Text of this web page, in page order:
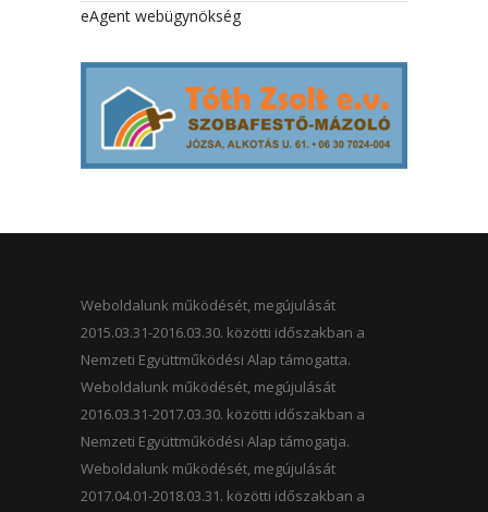
eAgent webügynökség
Weboldalunk működését, megújulását
2015.03.31-2016.03.30. közötti időszakban a
Nemzeti Együttműködési Alap támogatta.
Weboldalunk működését, megújulását
2016.03.31-2017.03.30. közötti időszakban a
Nemzeti Együttműködési Alap támogatja.
Weboldalunk működését, megújulását
2017.04.01-2018.03.31. közötti időszakban a